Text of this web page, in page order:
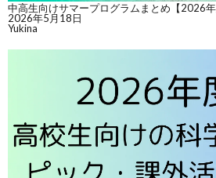
中高生向けサマープログラムまとめ【2026年
2026年5月18日
Yukina